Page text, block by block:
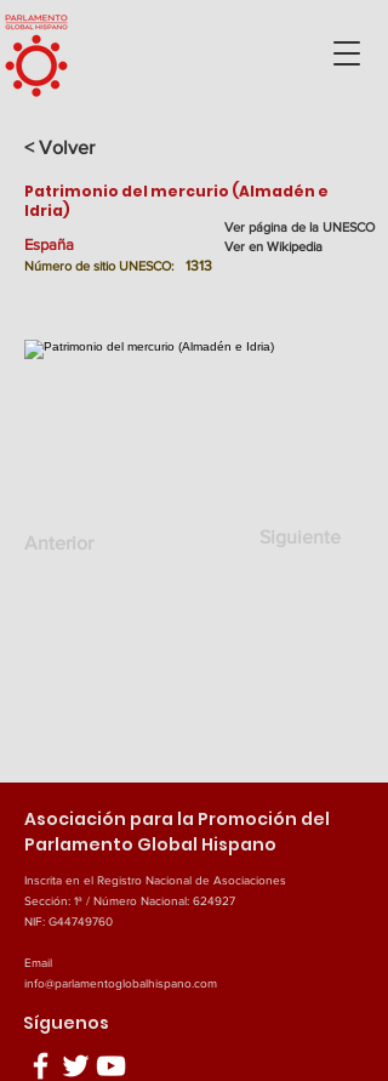
< Volver
Patrimonio del mercurio (Almadén e
Idria)
España
Número de sitio UNESCO: 1313
Ver página de la UNESCO
Ver en Wikipedia
Anterior Siguiente
Asociación para la Promoción del
Parlamento Global Hispano
Inscrita en el Registro Nacional de Asociaciones
Sección: 1ª / Número Nacional: 624927
NIF: G44749760
Email
info@parlamentoglobalhispano.com
Síguenos